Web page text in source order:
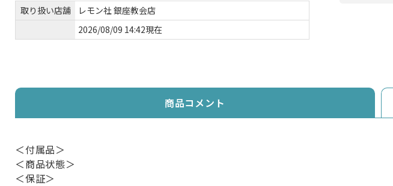
取り扱い店舗
レモン社 銀座教会店
2026/08/09 14:42現在
商品コメント
＜付属品＞
＜商品状態＞
＜保証＞